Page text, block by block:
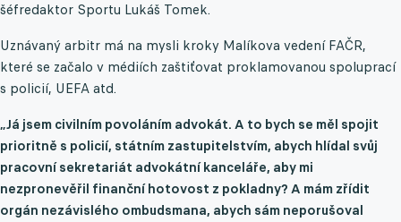
šéfredaktor Sportu Lukáš Tomek.
Uznávaný arbitr má na mysli kroky Malíkova vedení FAČR,
které se začalo v médiích zaštiťovat proklamovanou spoluprací
s policií, UEFA atd.
„Já jsem civilním povoláním advokát. A to bych se měl spojit
prioritně s policií, státním zastupitelstvím, abych hlídal svůj
pracovní sekretariát advokátní kanceláře, aby mi
nezpronevěřil finanční hotovost z pokladny? A mám zřídit
orgán nezávislého ombudsmana, abych sám neporušoval